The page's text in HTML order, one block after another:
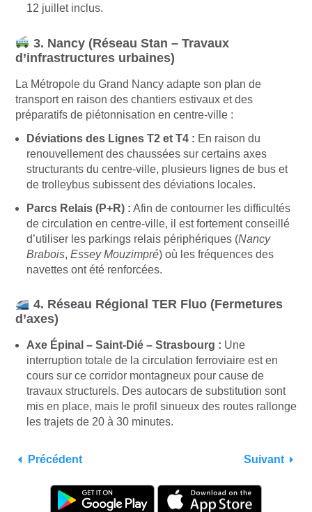
12 juillet inclus.
3. Nancy (Réseau Stan – Travaux
d’infrastructures urbaines)
La Métropole du Grand Nancy adapte son plan de
transport en raison des chantiers estivaux et des
préparatifs de piétonnisation en centre-ville :
Déviations des Lignes T2 et T4 : En raison du
renouvellement des chaussées sur certains axes
structurants du centre-ville, plusieurs lignes de bus et
de trolleybus subissent des déviations locales.
Parcs Relais (P+R) : Afin de contourner les difficultés
de circulation en centre-ville, il est fortement conseillé
d’utiliser les parkings relais périphériques (Nancy
Brabois, Essey Mouzimpré) où les fréquences des
navettes ont été renforcées.
4. Réseau Régional TER Fluo (Fermetures
d’axes)
Axe Épinal – Saint-Dié – Strasbourg : Une
interruption totale de la circulation ferroviaire est en
cours sur ce corridor montagneux pour cause de
travaux structurels. Des autocars de substitution sont
mis en place, mais le profil sinueux des routes rallonge
les trajets de 20 à 30 minutes.
Précédent Suivant